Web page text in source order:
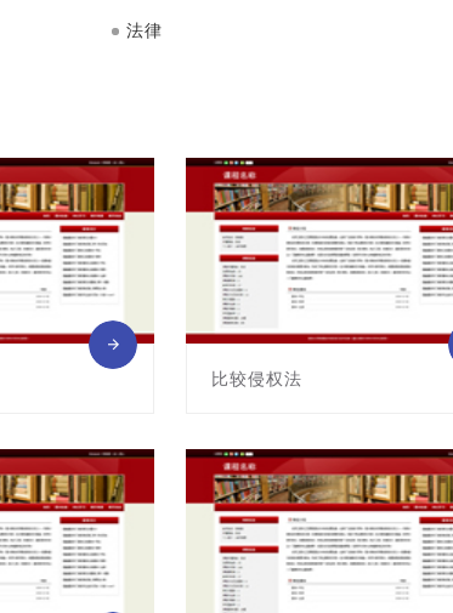
法律
比较侵权法
主讲教师: 钱子瑜